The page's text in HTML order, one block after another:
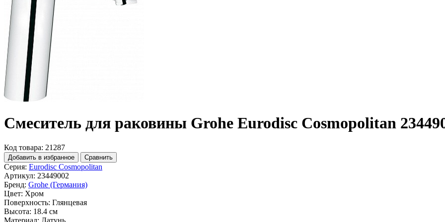
Смеситель для раковины Grohe Eurodisc Cosmopolitan
Код товара: 21287
Добавить в избранное Сравнить
Серия: Eurodisc Cosmopolitan
Артикул: 23449002
Бренд: Grohe (Германия)
Цвет: Хром
Поверхность: Глянцевая
Высота: 18.4 см
Материал: Латунь